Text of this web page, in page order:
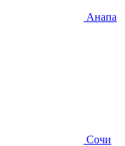
Анапа
Сочи